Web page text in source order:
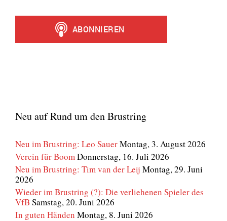
Neu auf Rund um den Brustring
Neu im Brustring: Leo SauerMontag, 3. August 2026
Verein für BoomDonnerstag, 16. Juli 2026
Neu im Brustring: Tim van der Leij Montag, 29. Juni
2026
Wieder im Brustring (?): Die verliehenen Spieler des
VfB Samstag, 20. Juni 2026
In guten Händen Montag, 8. Juni 2026